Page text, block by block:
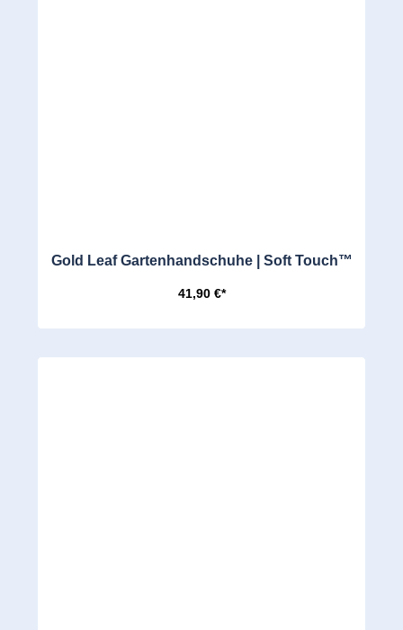
Gold Leaf Gartenhandschuhe | Soft Touch™
41,90 €*